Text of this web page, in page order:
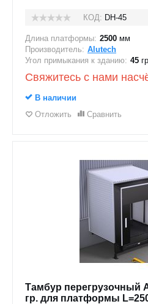
КОД: DH-45
Длина платформы: 2500 мм
Производитель: Alutech
Угол примыкания к зданию: 45
Свяжитесь с нами
В наличии
Отложить
Сравнить
Тамбур перегрузочный
гр. для платформы